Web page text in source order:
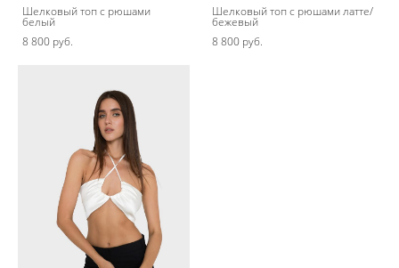
Шелковый топ с рюшами
белый
8 800 pуб.
Шелковый топ с рюшами латте/
бежевый
8 800 pуб.